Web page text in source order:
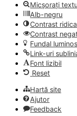
Micșorați
Alb-negru
Contrast
Contrast
Fundal luminos
Link-uri
Font lizibil
Reset
Hartă site
Ajutor
Feedback